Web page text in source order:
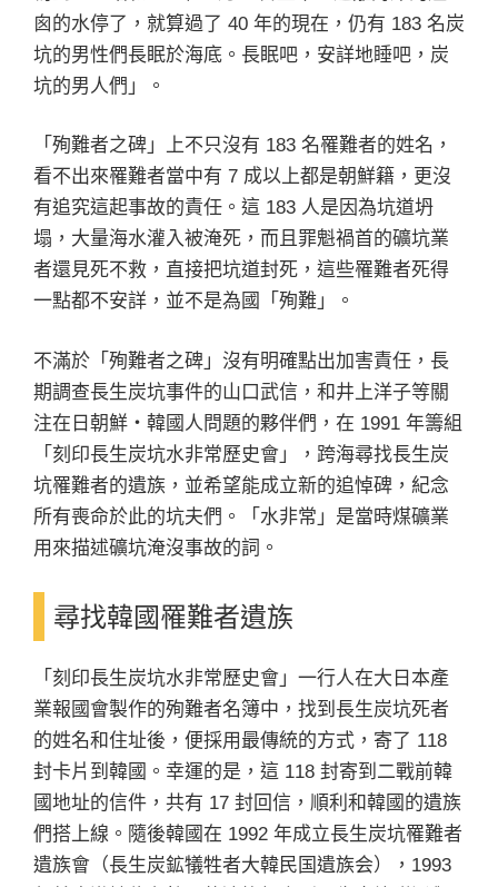
囪的水停了，就算過了 40 年的現在，仍有 183 名炭
坑的男性們長眠於海底。長眠吧，安詳地睡吧，炭
坑的男人們」。
「殉難者之碑」上不只沒有 183 名罹難者的姓名，
看不出來罹難者當中有 7 成以上都是朝鮮籍，更沒
有追究這起事故的責任。這 183 人是因為坑道坍
塌，大量海水灌入被淹死，而且罪魁禍首的礦坑業
者還見死不救，直接把坑道封死，這些罹難者死得
一點都不安詳，並不是為國「殉難」。
不滿於「殉難者之碑」沒有明確點出加害責任，長
期調查長生炭坑事件的山口武信，和井上洋子等關
注在日朝鮮・韓國人問題的夥伴們，在 1991 年籌組
「刻印長生炭坑水非常歷史會」，跨海尋找長生炭
坑罹難者的遺族，並希望能成立新的追悼碑，紀念
所有喪命於此的坑夫們。「水非常」是當時煤礦業
用來描述礦坑淹沒事故的詞。
尋找韓國罹難者遺族
「刻印長生炭坑水非常歷史會」一行人在大日本產
業報國會製作的殉難者名簿中，找到長生炭坑死者
的姓名和住址後，便採用最傳統的方式，寄了 118
封卡片到韓國。幸運的是，這 118 封寄到二戰前韓
國地址的信件，共有 17 封回信，順利和韓國的遺族
們搭上線。隨後韓國在 1992 年成立長生炭坑罹難者
遺族會（長生炭鉱犠牲者大韓民国遺族会），1993